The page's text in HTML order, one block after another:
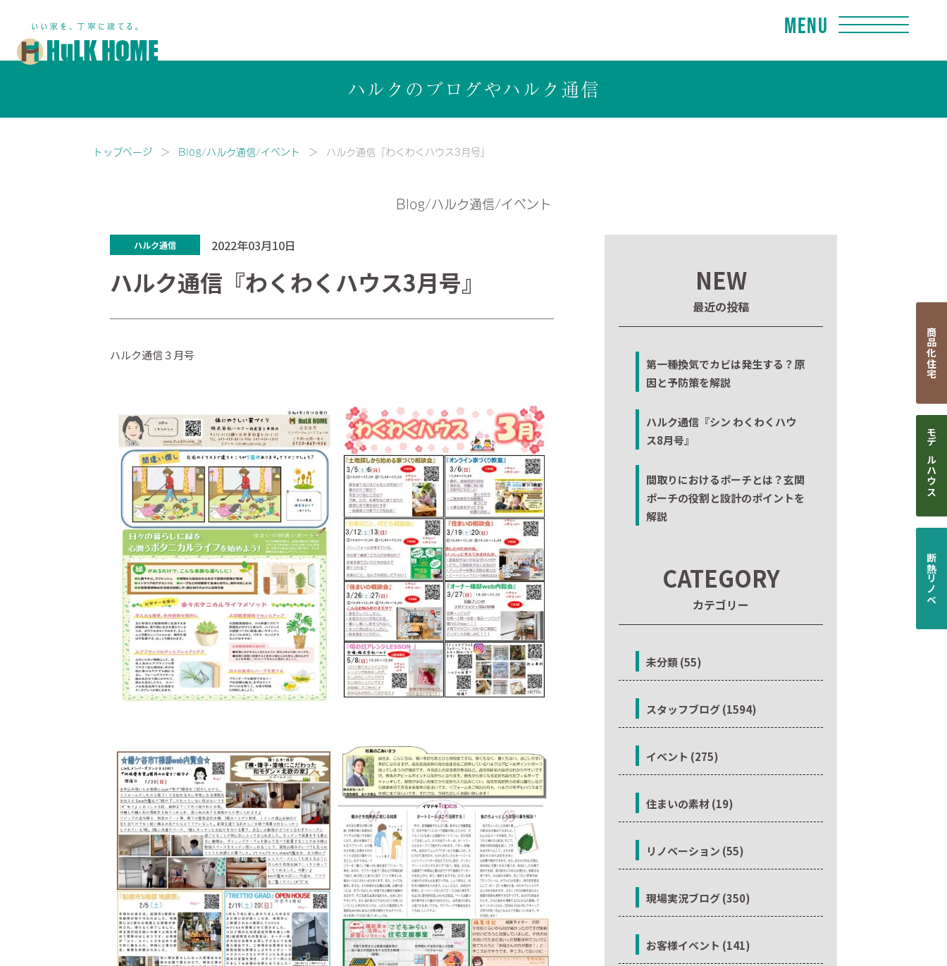
Menu
ハルクのブログやハルク通信
トップページ Blog/ハルク通信/イベント ハルク通信『わくわくハウス3月号』
Blog/ハルク通信/イベント
ハルク通信 2022年03月10日
ハルク通信『わくわくハウス3月号』
ハルク通信３月号
NEW
最近の投稿
第一種換気でカビは発生する？原
因と予防策を解説
ハルク通信『シン わくわくハウ
ス8月号』
間取りにおけるポーチとは？玄関
ポーチの役割と設計のポイントを
解説
CATEGORY
カテゴリー
未分類 (55)
スタッフブログ (1594)
イベント (275)
住まいの素材 (19)
リノベーション (55)
現場実況ブログ (350)
お客様イベント (141)
商品化住宅
モデルハウス
断熱リノベ